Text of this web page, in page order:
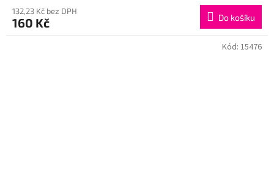
132,23 Kč bez DPH
160 Kč Do košíku
Kód: 15476